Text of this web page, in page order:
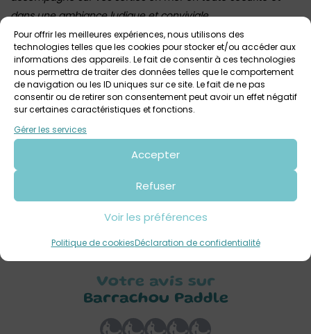
Pour offrir les meilleures expériences, nous utilisons des
technologies telles que les cookies pour stocker et/ou accéder aux
informations des appareils. Le fait de consentir à ces technologies
nous permettra de traiter des données telles que le comportement
de navigation ou les ID uniques sur ce site. Le fait de ne pas
consentir ou de retirer son consentement peut avoir un effet négatif
sur certaines caractéristiques et fonctions.
Gérer les services
Accepter
Refuser
Voir les préférences
Politique de cookiesDéclaration de confidentialité
dans une ambiance ludique et conviviale.
La bonne idée !
Vous souhaitez prolonger votre expérience et
séjourner sur place ? Profitez dugîte Ty Barrachou
peut accueillir jusqu’à 12 personnes. Il est situé en plein
coeur de Guissény, juste derrière la boulangerie.
: 06.52.97.73.09 / barrachousup@gmail.com /Facebook Ty
Retrouvez ici toutes les infos sur Barrachou Paddle
Autres activités familiales sur Guissény avec :Aventures des
Votre avis sur
Barrachou Paddle